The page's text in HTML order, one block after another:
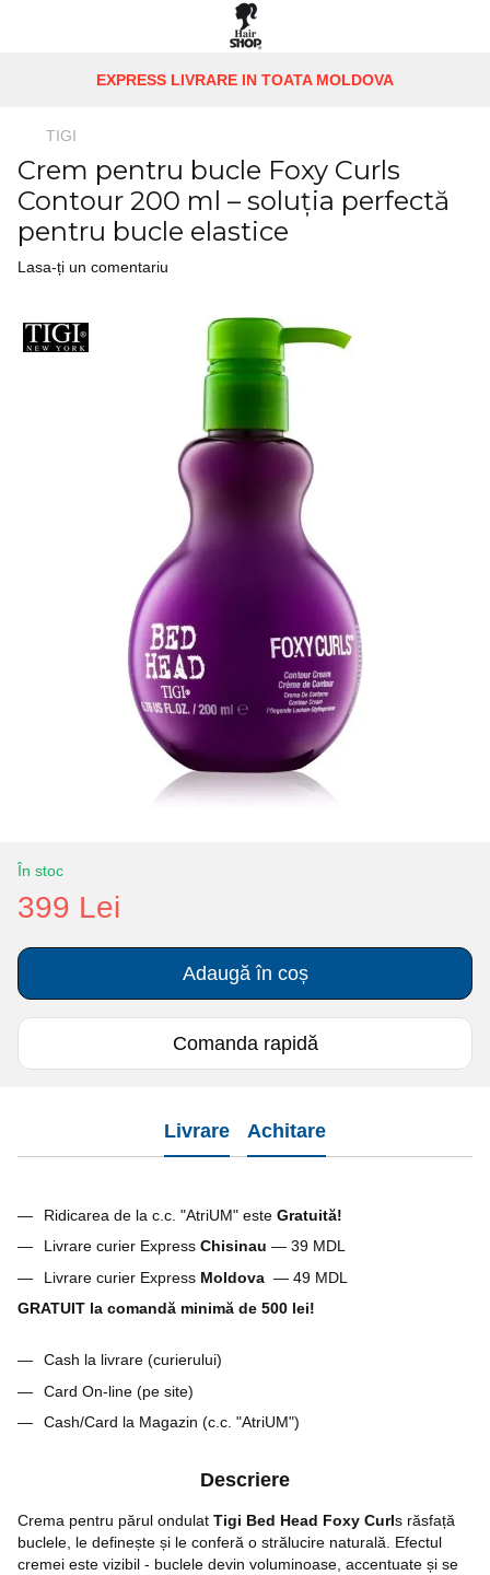
EXPRESS LIVRARE IN TOATA MOLDOVA
TIGI
Crem pentru bucle Foxy Curls
Contour 200 ml – soluția perfectă
pentru bucle elastice
Lasa-ți un comentariu
În stoc
399 Lei
Adaugă în coș
Comanda rapidă
Livrare Achitare
Ridicarea de la c.c. "AtriUM" este Gratuită!
Livrare curier Express Chisinau — 39 MDL
Livrare curier Express Moldova — 49 MDL
GRATUIT la comandă minimă de 500 lei!
Cash la livrare (curierului)
Card On-line (pe site)
Cash/Card la Magazin (c.c. "AtriUM")
Descriere
Crema pentru părul ondulat Tigi Bed Head Foxy Curls răsfață
buclele, le definește și le conferă o strălucire naturală. Efectul
cremei este vizibil - buclele devin voluminoase, accentuate și se